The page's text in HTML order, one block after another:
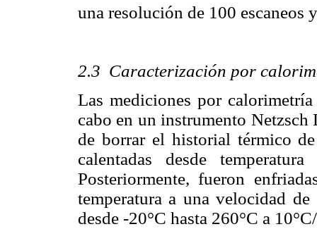
una resolución de 100 escaneos
2.3 Caracterización por
Las mediciones por
cabo en un instrumento
de borrar el historial térmico
calentadas desde
Posteriormente, fueron
temperatura a una velocidad
desde -20°C hasta 260°C a